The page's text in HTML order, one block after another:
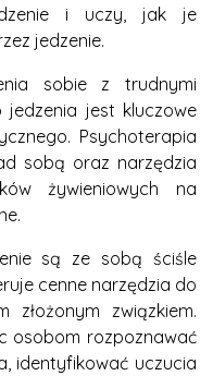
i uczy, jak je
jedzenie.
sobie z trudnymi
jest kluczowe
Psychoterapia
sobą oraz narzędzia
żywieniowych na
są ze sobą ściśle
cenne narzędzia do
złożonym związkiem.
osobom rozpoznawać
identyfikować uczucia